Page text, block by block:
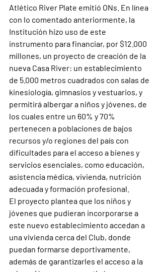
Atlético River Plate emitió ONs. En línea
con lo comentado anteriormente, la
Institución hizo uso de este
instrumento para financiar, por $12.000
millones, un proyecto de creación de la
nueva Casa River: un establecimiento
de 5.000 metros cuadrados con salas de
kinesiología, gimnasios y vestuarios, y
permitirá albergar a niños y jóvenes, de
los cuales entre un 60% y 70%
pertenecen a poblaciones de bajos
recursos y/o regiones del país con
dificultades para el acceso a bienes y
servicios esenciales, como educación,
asistencia médica, vivienda, nutrición
adecuada y formación profesional.
El proyecto plantea que los niños y
jóvenes que pudieran incorporarse a
este nuevo establecimiento accedan a
una vivienda cerca del Club, donde
puedan formarse deportivamente,
además de garantizarles el acceso a la